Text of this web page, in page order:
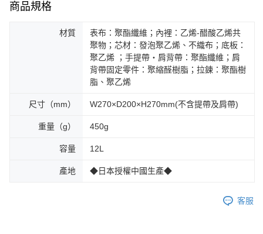
商品規格
材質
表布：聚酯纖維；內裡：乙烯-醋酸乙烯共
聚物；芯材：發泡聚乙烯、不織布；底板：
聚乙烯 ；手提帶・肩背帶：聚酯纖維；肩
背帶固定零件：聚縮醛樹脂；拉鍊：聚酯樹
脂、聚乙烯
尺寸（mm） W270×D200×H270mm(不含提帶及肩帶)
重量（g） 450g
容量 12L
產地 ◆日本授權中國生產◆
客服